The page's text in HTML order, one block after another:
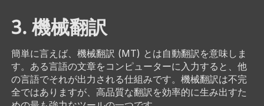
3. 機械翻訳
簡単に言えば、機械翻訳 (MT) とは自動翻訳を意味しま
す。ある言語の文章をコンピューターに入力すると、他
の言語でそれが出力される仕組みです。機械翻訳は不完
全ではありますが、高品質な翻訳を効率的に生み出すた